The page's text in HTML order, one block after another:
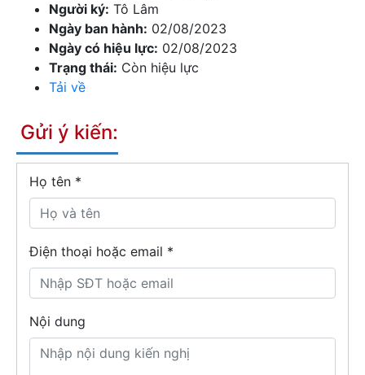
Người ký: Tô Lâm
Ngày ban hành: 02/08/2023
Ngày có hiệu lực: 02/08/2023
Trạng thái: Còn hiệu lực
Tải về
Gửi ý kiến:
Họ tên *
Điện thoại hoặc email *
Nội dung